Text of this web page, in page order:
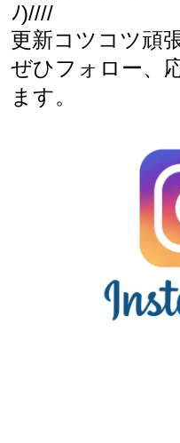
ﾉ)////
更新コツコツ頑
ぜひフォロー、
ます。